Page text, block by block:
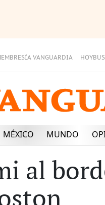
VANGUARDIA
MÉXICO MUNDO
al